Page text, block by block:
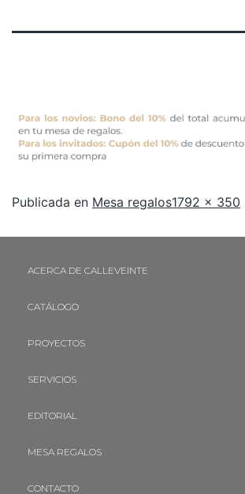
Publicada en Mesa regalos1792 × 350
ACERCA DE CALLEVEINTE
CATÁLOGO
PROYECTOS
SERVICIOS
EDITORIAL
MESA REGALOS
CONTACTO